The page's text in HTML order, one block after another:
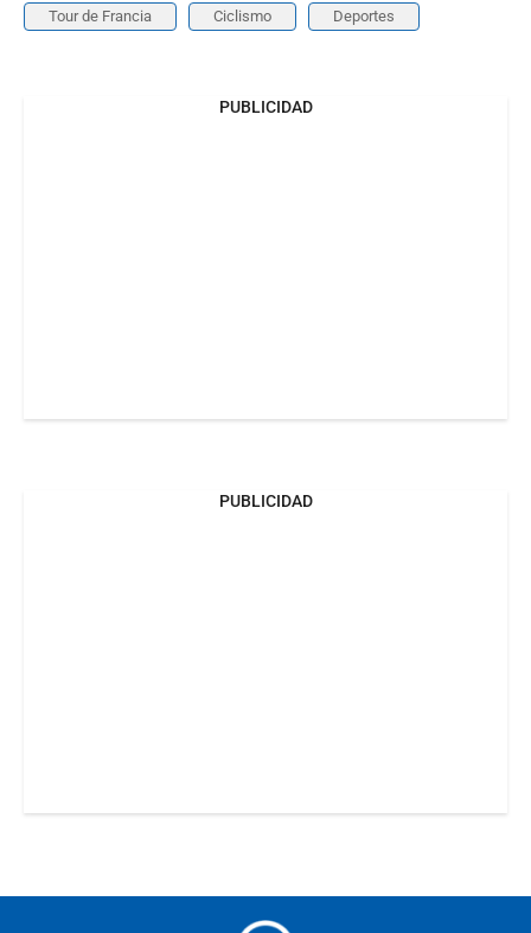
Tour de Francia Ciclismo Deportes
PUBLICIDAD
PUBLICIDAD